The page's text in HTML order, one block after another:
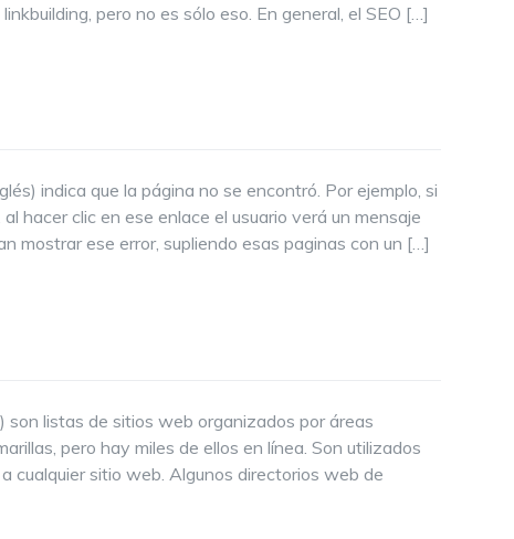
pero no es sólo eso. En general, el SEO […]
indica que la página no se encontró. Por ejemplo, si
hacer clic en ese enlace el usuario verá un mensaje
mostrar ese error, supliendo esas paginas con un […]
listas de sitios web organizados por áreas
pero hay miles de ellos en línea. Son utilizados
cualquier sitio web. Algunos directorios web de